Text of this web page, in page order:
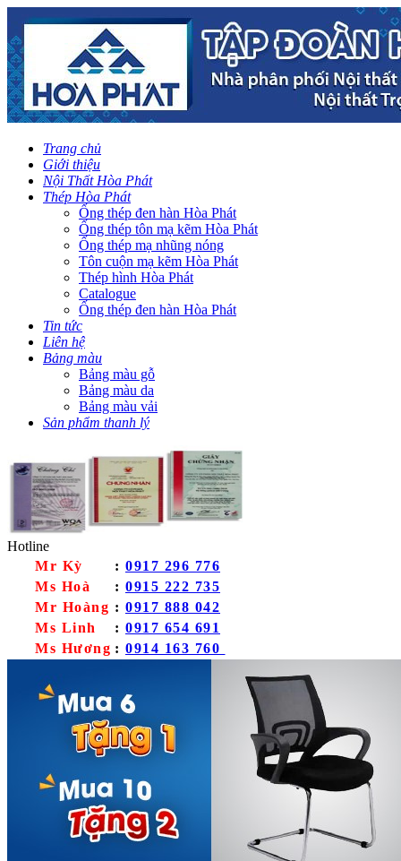
Trang chủ
Giới thiệu
Nội Thất Hòa Phát
Thép Hòa Phát
Ống thép đen hàn Hòa Phát
Ống thép tôn mạ kẽm Hòa Phát
Ống thép mạ nhũng nóng
Tôn cuộn mạ kẽm Hòa Phát
Thép hình Hòa Phát
Catalogue
Ống thép đen hàn Hòa Phát
Tin tức
Liên hệ
Bảng màu
Bảng màu gỗ
Bảng màu da
Bảng màu vải
Sản phẩm thanh lý
Hotline
Mr Kỳ
: 0917 296 776
Ms Hoà
: 0915 222 735
Mr Hoàng : 0917 888 042
Ms Linh
: 0917 654 691
Ms Hương : 0914 163 760